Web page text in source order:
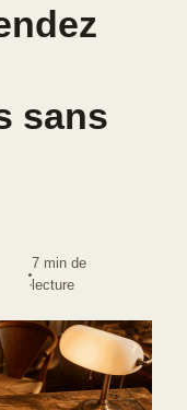
sans
·
7 min de
lecture